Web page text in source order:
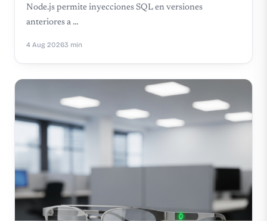
Node.js permite inyecciones SQL en versiones
anteriores a …
4 Aug 20263 min